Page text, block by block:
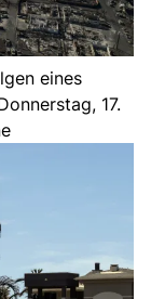
eines
17.